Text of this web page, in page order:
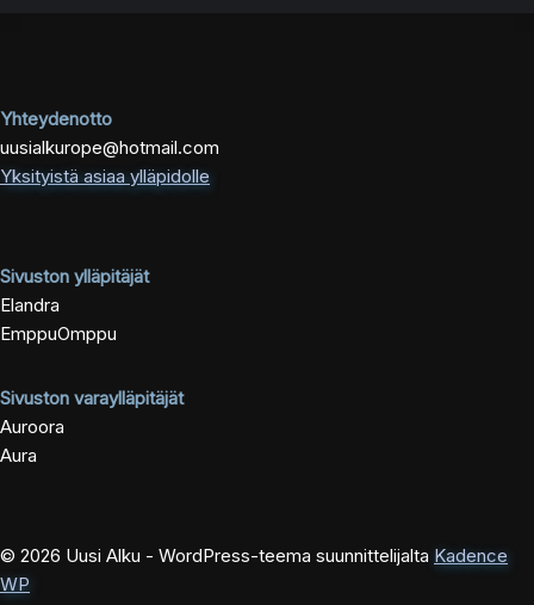
Yhteydenotto
uusialkurope@hotmail.com
Yksityistä asiaa ylläpidolle
Sivuston ylläpitäjät
Elandra
EmppuOmppu
Sivuston varaylläpitäjät
Auroora
Aura
© 2026 Uusi Alku - WordPress-teema suunnittelijalta Kadence
WP